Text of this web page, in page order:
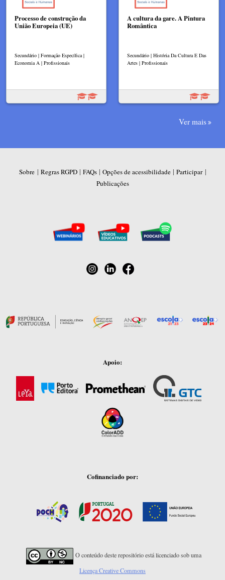
Processo de construção da
União Europeia (UE)
Secundário | Formação Específica |
Economia A | Profissionais
A cultura da gare. A Pintura
Romântica
Secundário | História Da Cultura E Das
Artes | Profissionais
Ver mais
Sobre | Regras RGPD| FAQs| Opções de acessibilidade| Participar|
Publicações
Apoio:
Cofinanciado por:
O conteúdo deste repositório está licenciado sob uma
Licença Creative Commons